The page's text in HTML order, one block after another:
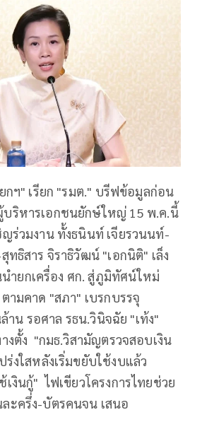
กฯ" เรียก "รมต." บรีฟข้อมูลก่อน
บริหารเอกชนยักษ์ใหญ่ 15 พ.ค.นี้
ญร่วมงาน ทั้งธนินท์ เจียรวนนท์-
ทธิสาร จิราธิวัฒน์ "เอกนิติ" เล็ง
ำยกเครื่อง ศก. สู่ภูมิทัศน์ใหม่
ามคาด "สภา" เบรกบรรจุ
าน รอศาล รธน.วินิจฉัย "เท้ง"
งตั้ง "กมธ.วิสามัญตรวจสอบเงิน
ร่งใสหลังเริ่มขยับใช้งบแล้ว
งินกู้" ไฟเขียวโครงการไทยช่วย
ะครึ่ง-บัตรคนจน เสนอ